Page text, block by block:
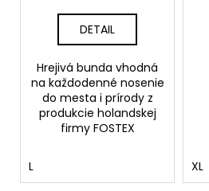
DETAIL
Hrejivá bunda vhodná
na každodenné nosenie
do mesta i prírody z
produkcie holandskej
firmy FOSTEX
L XL